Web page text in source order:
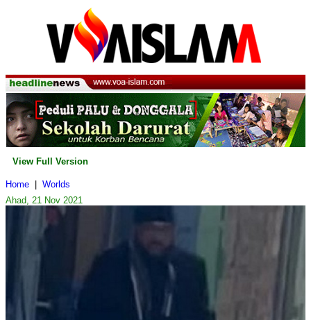
View Full Version
Home
Worlds
Ahad, 21 Nov 2021